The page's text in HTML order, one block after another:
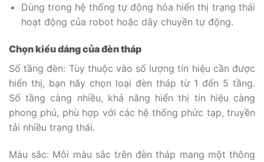
Dùng trong hệ thống tự động hóa hiển thị trạng thái
hoạt động của robot hoặc dây chuyền tự động.
Chọn kiểu dáng của đèn tháp
Số tầng đèn: Tùy thuộc vào số lượng tín hiệu cần được
hiển thị, bạn hãy chọn loại đèn tháp từ 1 đến 5 tầng.
Số tầng càng nhiều, khả năng hiển thị tín hiệu càng
phong phú, phù hợp với các hệ thống phức tạp, truyền
tải nhiều trạng thái.
Màu sắc: Mỗi màu sắc trên đèn tháp mang một thông